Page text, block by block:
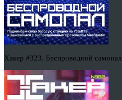
Хакер #323. Беспроводной самопал